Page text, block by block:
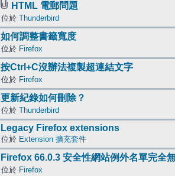
HTML 電郵問題
位於 Thunderbird
如何調整書籤寬度
位於 Firefox
按Ctrl+C沒辦法複製超連結文字
位於 Firefox
更新紀錄如何刪除？
位於 Thunderbird
Legacy Firefox extensions
位於 Extension 擴充套件
Firefox 66.0.3 安全性網站例外名單完全
位於 Firefox